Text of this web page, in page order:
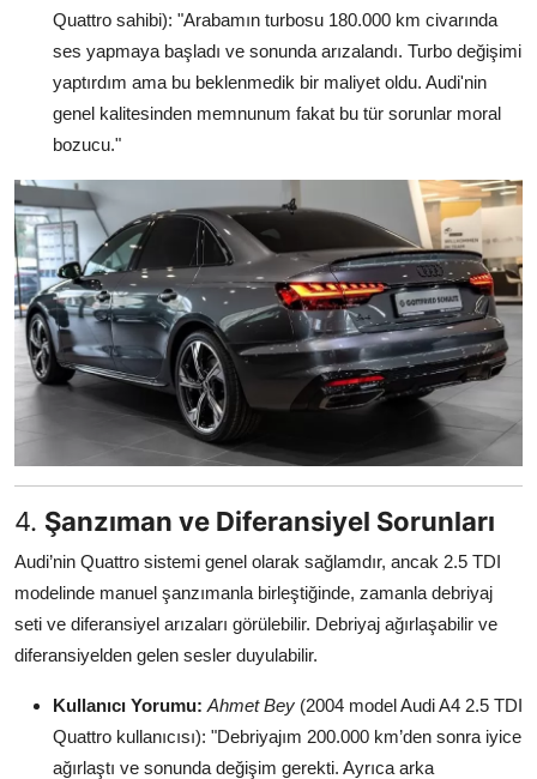
Quattro sahibi): "Arabamın turbosu 180.000 km civarında
ses yapmaya başladı ve sonunda arızalandı. Turbo değişimi
yaptırdım ama bu beklenmedik bir maliyet oldu. Audi'nin
genel kalitesinden memnunum fakat bu tür sorunlar moral
bozucu."
4. Şanzıman ve Diferansiyel Sorunları
Audi’nin Quattro sistemi genel olarak sağlamdır, ancak 2.5 TDI
modelinde manuel şanzımanla birleştiğinde, zamanla debriyaj
seti ve diferansiyel arızaları görülebilir. Debriyaj ağırlaşabilir ve
diferansiyelden gelen sesler duyulabilir.
Kullanıcı Yorumu: Ahmet Bey (2004 model Audi A4 2.5 TDI
Quattro kullanıcısı): "Debriyajım 200.000 km’den sonra iyice
ağırlaştı ve sonunda değişim gerekti. Ayrıca arka